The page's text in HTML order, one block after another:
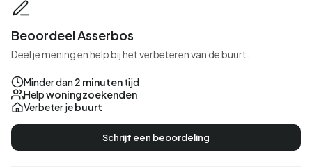
Beoordeel Asserbos
Deel je mening en help bij het verbeteren van de buurt.
Minder dan 2 minutentijd
Helpwoningzoekenden
Verbeter jebuurt
Schrijf een beoordeling